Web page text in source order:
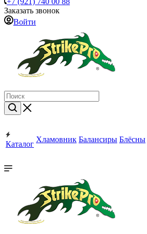
Заказать звонок
Войти
Каталог
Хламовник Балансиры Блёсны